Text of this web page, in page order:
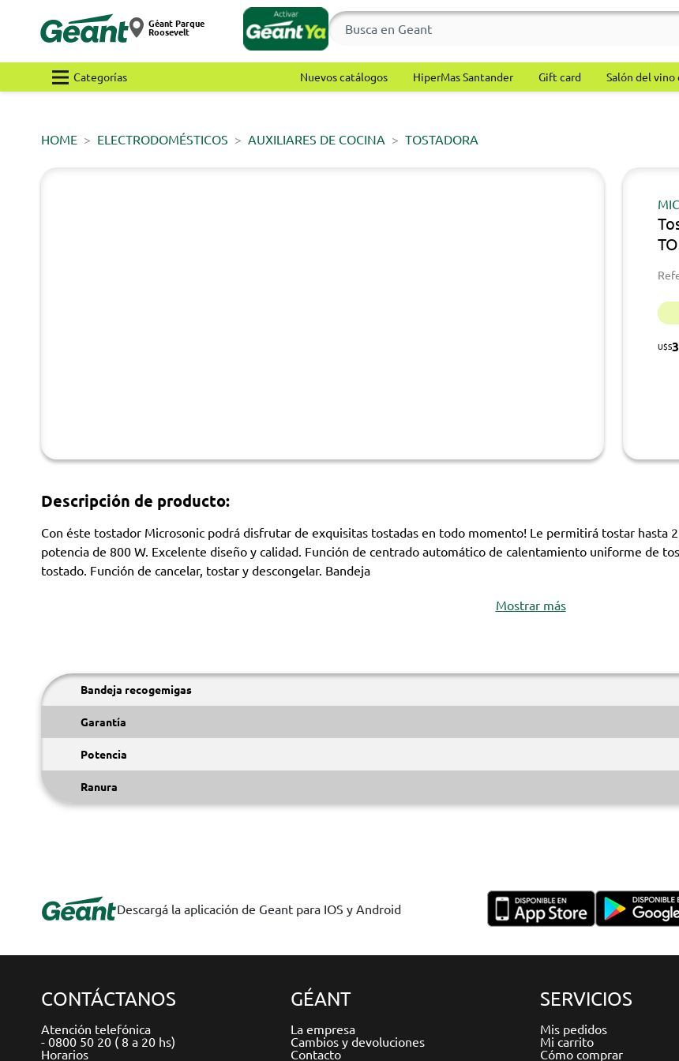
Géant Parque
Roosevelt
Categorías Nuevos catálogos HiperMas Santander Gift card Salón del vino
HOME ELECTRODOMÉSTICOS AUXILIARES DE COCINA TOSTADORA
U$S
Descripción de producto:
Con éste tostador Microsonic podrá disfrutar de exquisitas tostadas en todo momento! Le permitirá tostar hasta
potencia de 800 W. Excelente diseño y calidad. Función de centrado automático de calentamiento uniforme de
tostado. Función de cancelar, tostar y descongelar. Bandeja
Mostrar más
Bandeja recogemigas
Garantía
Potencia
Ranura
Descargá la aplicación de Geant para IOS y Android
CONTÁCTANOS
Atención telefónica
- 0800 50 20 ( 8 a 20 hs)
Horarios
GÉANT
La empresa
Cambios y devoluciones
Contacto
SERVICIOS
Mis pedidos
Mi carrito
Cómo comprar